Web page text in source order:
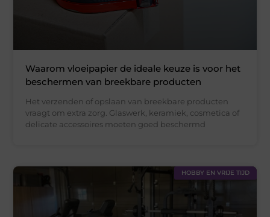
Waarom vloeipapier de ideale keuze is voor het
beschermen van breekbare producten
Het verzenden of opslaan van breekbare producten
vraagt om extra zorg. Glaswerk, keramiek, cosmetica of
delicate accessoires moeten goed beschermd
HOBBY EN VRIJE TIJD